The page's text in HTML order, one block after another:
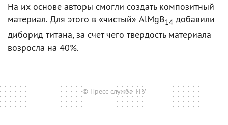
На их основе авторы смогли создать композитный
материал. Для этого в «чистый» AlMgB14 добавили
диборид титана, за счет чего твердость материала
возросла на 40%.
© Пресс-служба ТГУ